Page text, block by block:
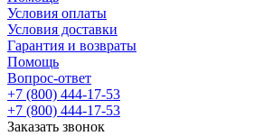
Условия оплаты
Условия доставки
Гарантия и возвраты
Помощь
Вопрос-ответ
+7 (800) 444-17-53
+7 (800) 444-17-53
Заказать звонок